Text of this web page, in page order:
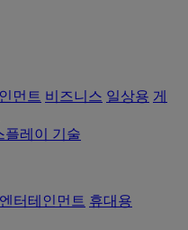
먼트 비즈니스 일상용 게
플레이 기술
터테인먼트 휴대용